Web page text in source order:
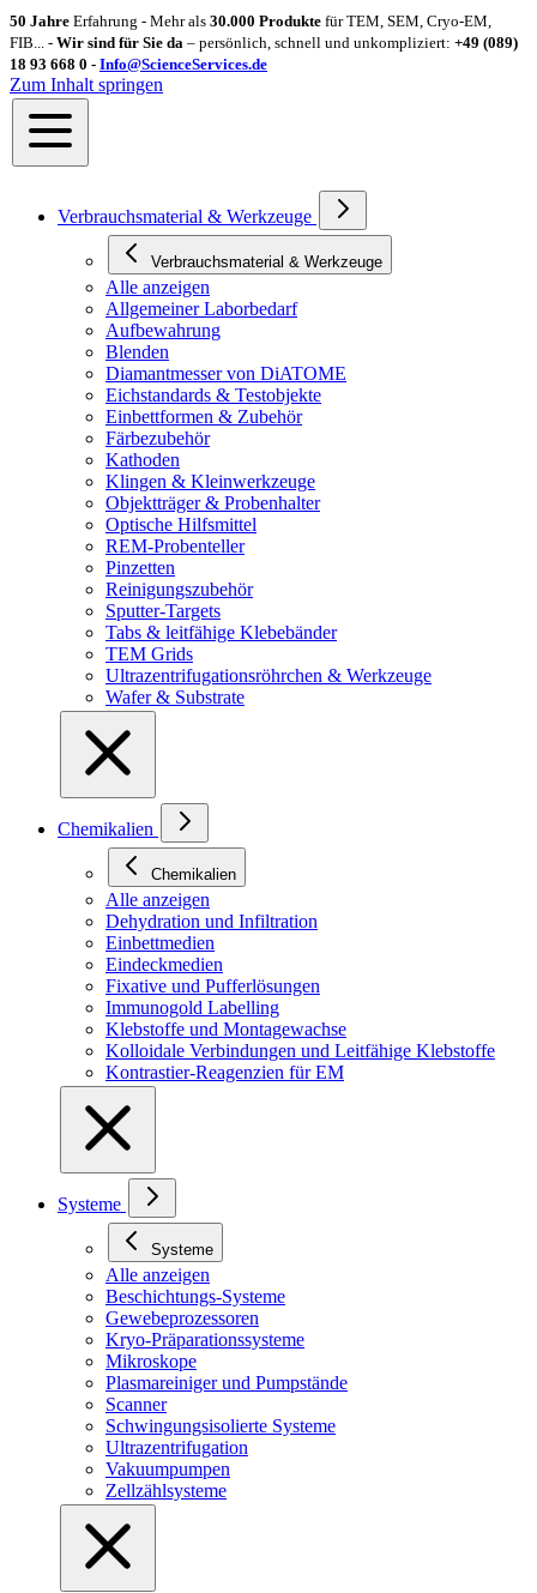
50 Jahre Erfahrung - Mehr als 30.000 Produkte für TEM, SEM, Cryo-EM,
FIB... - Wir sind für Sie da – persönlich, schnell und unkompliziert: +49 (089)
18 93 668 0 - Info@ScienceServices.de
Zum Inhalt springen
Verbrauchsmaterial & Werkzeuge
Verbrauchsmaterial & Werkzeuge
Alle anzeigen
Allgemeiner Laborbedarf
Aufbewahrung
Blenden
Diamantmesser von DiATOME
Eichstandards & Testobjekte
Einbettformen & Zubehör
Färbezubehör
Kathoden
Klingen & Kleinwerkzeuge
Objektträger & Probenhalter
Optische Hilfsmittel
REM-Probenteller
Pinzetten
Reinigungszubehör
Sputter-Targets
Tabs & leitfähige Klebebänder
TEM Grids
Ultrazentrifugationsröhrchen & Werkzeuge
Wafer & Substrate
Chemikalien
Chemikalien
Alle anzeigen
Dehydration und Infiltration
Einbettmedien
Eindeckmedien
Fixative und Pufferlösungen
Immunogold Labelling
Klebstoffe und Montagewachse
Kolloidale Verbindungen und Leitfähige Klebstoffe
Kontrastier-Reagenzien für EM
Systeme
Systeme
Alle anzeigen
Beschichtungs-Systeme
Gewebeprozessoren
Kryo-Präparationssysteme
Mikroskope
Plasmareiniger und Pumpstände
Scanner
Schwingungsisolierte Systeme
Ultrazentrifugation
Vakuumpumpen
Zellzählsysteme